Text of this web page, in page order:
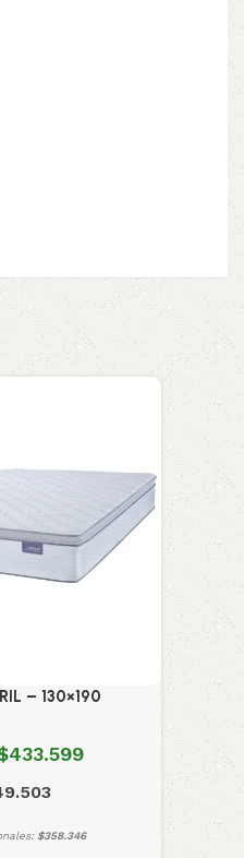
– 130×190
$358.346